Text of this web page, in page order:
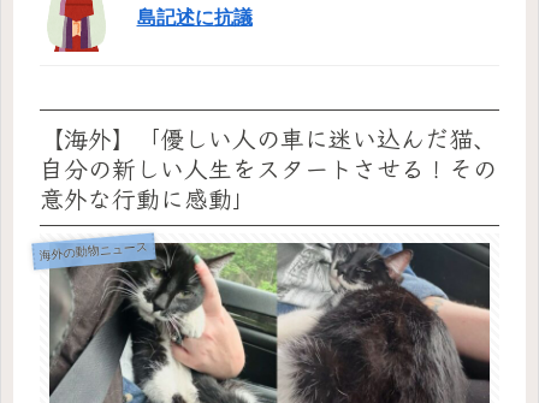
島記述に抗議
【海外】「優しい人の車に迷い込んだ猫、
自分の新しい人生をスタートさせる！その
意外な行動に感動」
海外の動物ニュース